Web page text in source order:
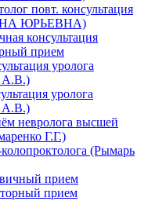
повт. консультация
ЮРЬЕВНА)
консультация
прием
уролога
уролога
невролога высшей
Г.Г.)
(Рымарь
прием
прием